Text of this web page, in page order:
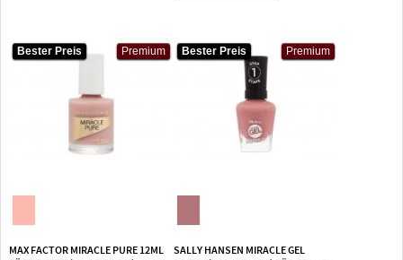
Bester Preis Premium
Bester Preis Premium
MAX FACTOR MIRACLE PURE 12ML
Bester Preis Premium
Bester Preis Premium
SALLY HANSEN MIRACLE GEL